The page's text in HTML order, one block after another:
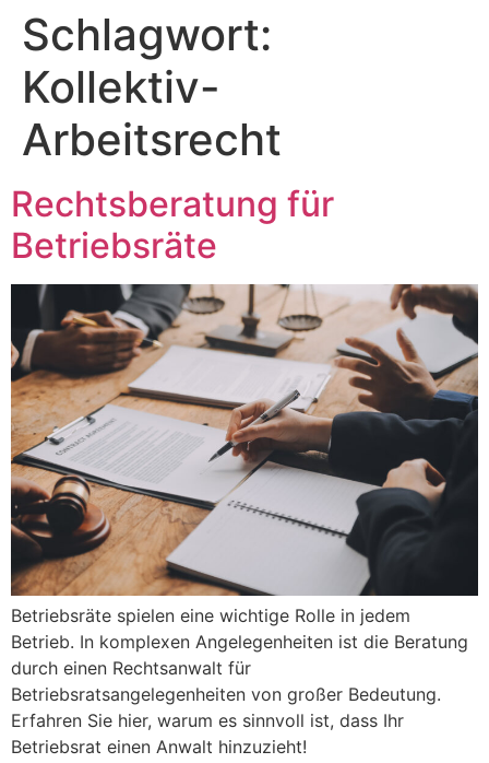
Zum
Inhalt
springen
Schlagwort:
Kollektiv-
Arbeitsrecht
Rechtsberatung für
Betriebsräte
Betriebsräte spielen eine wichtige Rolle in jedem
Betrieb. In komplexen Angelegenheiten ist die Beratung
durch einen Rechtsanwalt für
Betriebsratsangelegenheiten von großer Bedeutung.
Erfahren Sie hier, warum es sinnvoll ist, dass Ihr
Betriebsrat einen Anwalt hinzuzieht!